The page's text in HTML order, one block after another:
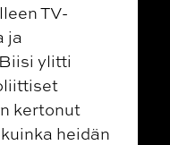
TV-
ja
ylitti
kertonut
heidän